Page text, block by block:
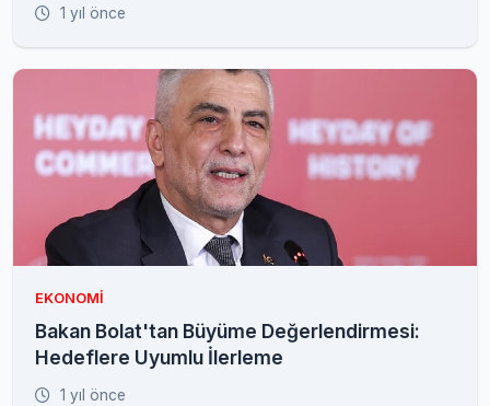
1 yıl önce
EKONOMI
Bakan Bolat'tan Büyüme Değerlendirmesi:
Hedeflere Uyumlu İlerleme
1 yıl önce